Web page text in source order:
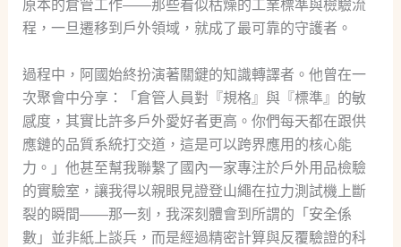
原本的倉管工作——那些看似枯燥的工業標準與檢驗流
程，一旦遷移到戶外領域，就成了最可靠的守護者。
過程中，阿國始終扮演著關鍵的知識轉譯者。他曾在一
次聚會中分享：「倉管人員對『規格』與『標準』的敏
感度，其實比許多戶外愛好者更高。你們每天都在跟供
應鏈的品質系統打交道，這是可以跨界應用的核心能
力。」他甚至幫我聯繫了國內一家專注於戶外用品檢驗
的實驗室，讓我得以親眼見證登山繩在拉力測試機上斷
裂的瞬間——那一刻，我深刻體會到所謂的「安全係
數」並非紙上談兵，而是經過精密計算與反覆驗證的科